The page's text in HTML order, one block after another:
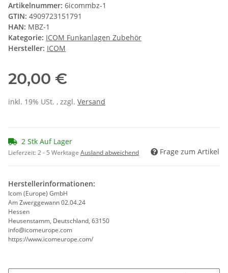
Artikelnummer: 6icommbz-1
GTIN: 4909723151791
HAN: MBZ-1
Kategorie: ICOM Funkanlagen Zubehör
Hersteller: ICOM
20,00 €
inkl. 19% USt. , zzgl. Versand
2 Stk Auf Lager
Lieferzeit:2 - 5 Werktage Ausland abweichend Frage zum Artikel
Herstellerinformationen:
Icom (Europe) GmbH
Am Zwerggewann 02.04.24
Hessen
Heusenstamm, Deutschland, 63150
info@icomeurope.com
https://www.icomeurope.com/